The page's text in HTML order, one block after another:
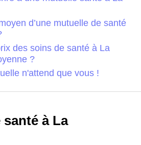
d’une mutuelle de santé
des soins de santé à La
?
n'attend que vous !
à La